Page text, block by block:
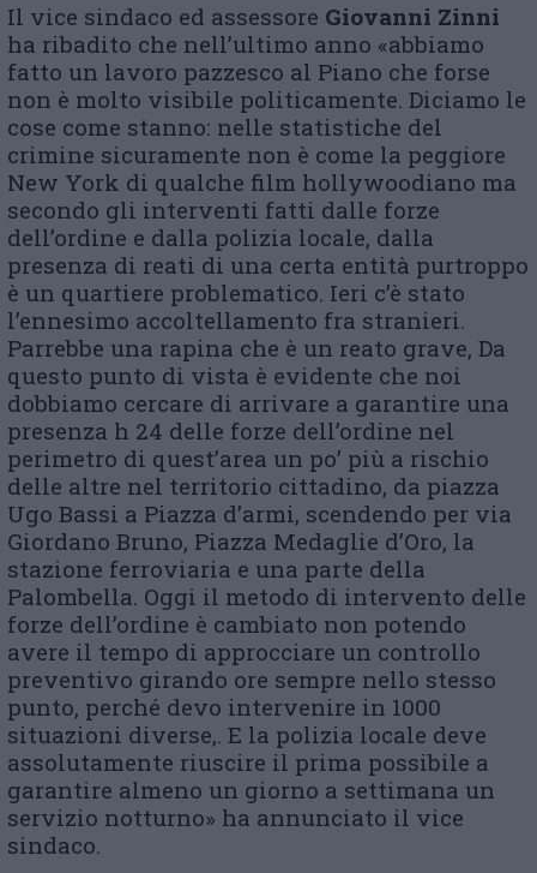
Il vice sindaco ed assessore Giovanni Zinni
ha ribadito che nell’ultimo anno «abbiamo
fatto un lavoro pazzesco al Piano che forse
non è molto visibile politicamente. Diciamo le
cose come stanno: nelle statistiche del
crimine sicuramente non è come la peggiore
New York di qualche film hollywoodiano ma
secondo gli interventi fatti dalle forze
dell’ordine e dalla polizia locale, dalla
presenza di reati di una certa entità purtroppo
è un quartiere problematico. Ieri c’è stato
l’ennesimo accoltellamento fra stranieri.
Parrebbe una rapina che è un reato grave, Da
questo punto di vista è evidente che noi
dobbiamo cercare di arrivare a garantire una
presenza h 24 delle forze dell’ordine nel
perimetro di quest’area un po’ più a rischio
delle altre nel territorio cittadino, da piazza
Ugo Bassi a Piazza d’armi, scendendo per via
Giordano Bruno, Piazza Medaglie d’Oro, la
stazione ferroviaria e una parte della
Palombella. Oggi il metodo di intervento delle
forze dell’ordine è cambiato non potendo
avere il tempo di approcciare un controllo
preventivo girando ore sempre nello stesso
punto, perché devo intervenire in 1000
situazioni diverse,. E la polizia locale deve
assolutamente riuscire il prima possibile a
garantire almeno un giorno a settimana un
servizio notturno» ha annunciato il vice
sindaco.